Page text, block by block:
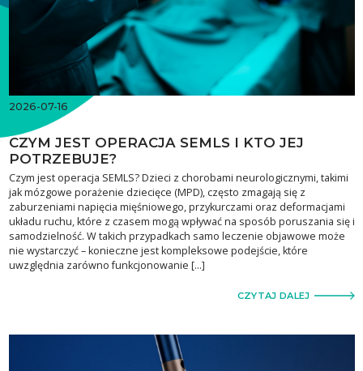
2026-07-16
CZYM JEST OPERACJA SEMLS I KTO JEJ
POTRZEBUJE?
Czym jest operacja SEMLS? Dzieci z chorobami neurologicznymi, takimi
jak mózgowe porażenie dziecięce (MPD), często zmagają się z
zaburzeniami napięcia mięśniowego, przykurczami oraz deformacjami
układu ruchu, które z czasem mogą wpływać na sposób poruszania się i
samodzielność. W takich przypadkach samo leczenie objawowe może
nie wystarczyć – konieczne jest kompleksowe podejście, które
uwzględnia zarówno funkcjonowanie […]
CZYTAJ DALEJ